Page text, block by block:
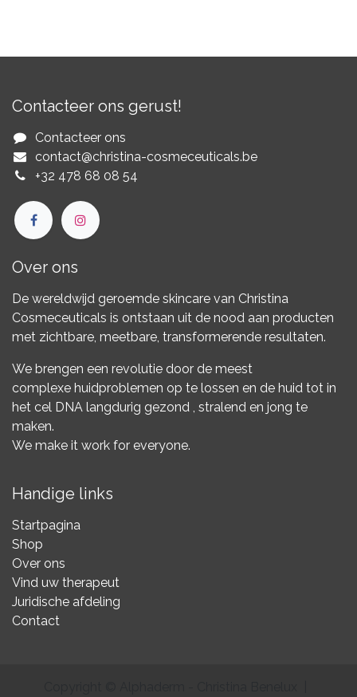
Contacteer ons gerust!
Contacteer ons
contact@christina-cosmeceuticals.be
+32 478 68 08 54​
Over ons
De wereldwijd geroemde skincare van Christina
Cosmeceuticals is ontstaan uit de nood aan producten
met zichtbare, meetbare, transformerende resultaten.
We brengen een revolutie door de meest
complexe huidproblemen op te lossen en de huid tot in
het cel DNA langdurig gezond , stralend en jong te
maken.
We make it work for everyone.
Handige links
Startpagina
Shop
Over ons
Vind uw therapeut
Juridische afdeling
Contact